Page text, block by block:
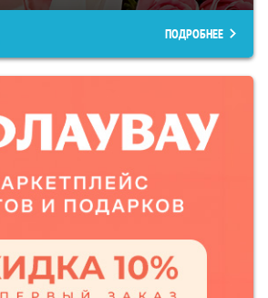
ПОДРОБНЕЕ